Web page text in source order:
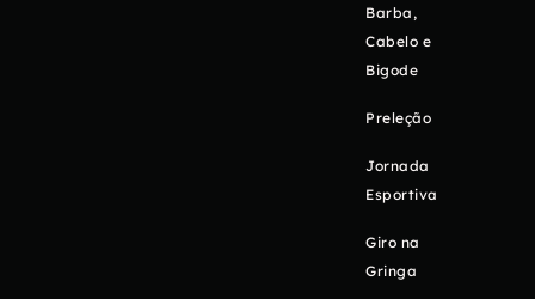
Barba,
Cabelo e
Bigode
Preleção
Jornada
Esportiva
Giro na
Gringa